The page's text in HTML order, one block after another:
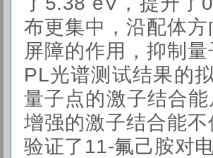
布更集中，沿配体
屏障的作用，抑制
PL光谱测试结果的
量子点的激子结合
增强的激子结合能
验证了11-氟己胺对